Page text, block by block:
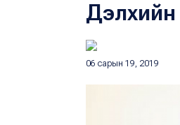
Дэлхийн
06 сарын 19, 2019